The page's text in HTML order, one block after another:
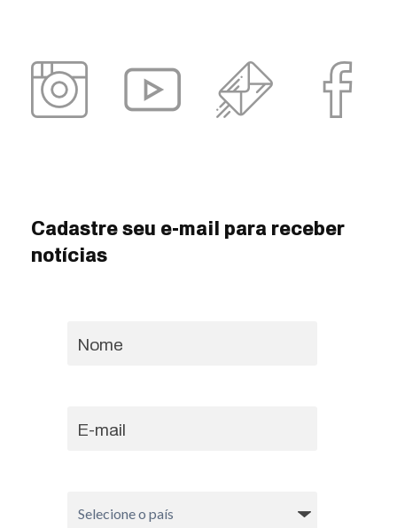
Cadastre seu e-mail para receber
notícias